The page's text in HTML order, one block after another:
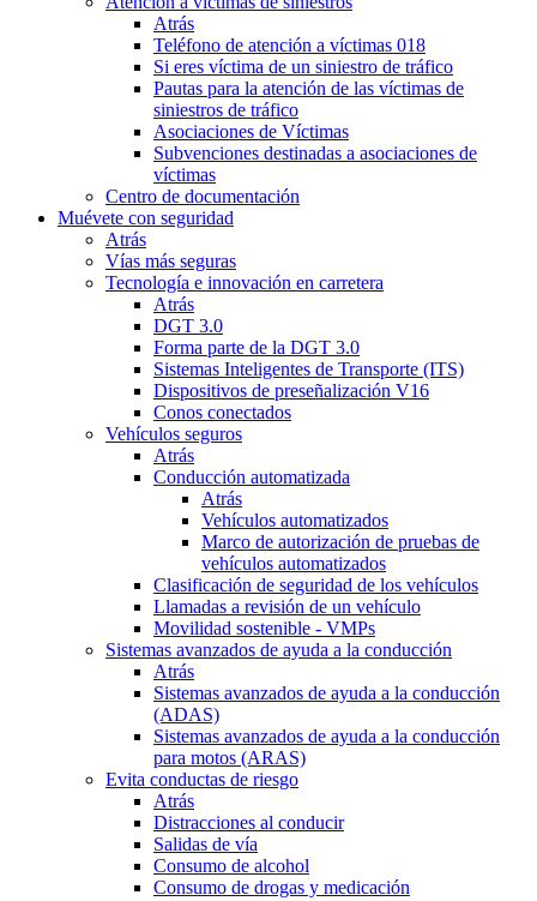
Atrás
Teléfono de atención a víctimas 018
Si eres víctima de un siniestro de tráfico
Pautas para la atención de las víctimas de
siniestros de tráfico
Asociaciones de Víctimas
Subvenciones destinadas a asociaciones de
víctimas
Centro de documentación
Muévete con seguridad
Atrás
Vías más seguras
Tecnología e innovación en carretera
Atrás
DGT 3.0
Forma parte de la DGT 3.0
Sistemas Inteligentes de Transporte (ITS)
Dispositivos de preseñalización V16
Conos conectados
Vehículos seguros
Atrás
Conducción automatizada
Atrás
Vehículos automatizados
Marco de autorización de pruebas de
vehículos automatizados
Clasificación de seguridad de los vehículos
Llamadas a revisión de un vehículo
Movilidad sostenible - VMPs
Sistemas avanzados de ayuda a la conducción
Atrás
Sistemas avanzados de ayuda a la conducción
(ADAS)
Sistemas avanzados de ayuda a la conducción
para motos (ARAS)
Evita conductas de riesgo
Atrás
Distracciones al conducir
Salidas de vía
Consumo de alcohol
Consumo de drogas y medicación